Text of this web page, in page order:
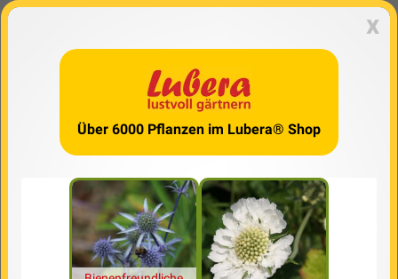
x
Über 6000 Pflanzen im Lubera® Shop